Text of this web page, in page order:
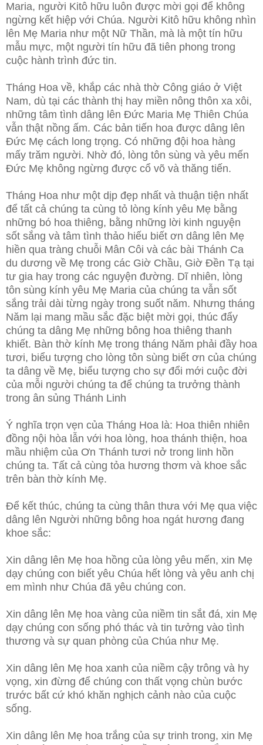
Maria, người Kitô hữu luôn được mời gọi để không
ngừng kết hiệp với Chúa. Người Kitô hữu không nhìn
lên Mẹ Maria như một Nữ Thần, mà là một tín hữu
mẫu mực, một người tín hữu đã tiên phong trong
cuộc hành trình đức tin.
Tháng Hoa về, khắp các nhà thờ Công giáo ở Việt
Nam, dù tại các thành thị hay miền nông thôn xa xôi,
những tâm tình dâng lên Đức Maria Mẹ Thiên Chúa
vẫn thật nồng ấm. Các bản tiến hoa được dâng lên
Đức Mẹ cách long trọng. Có những đội hoa hàng
mấy trăm người. Nhờ đó, lòng tôn sùng và yêu mến
Đức Mẹ không ngừng được cổ võ và thăng tiến.
Tháng Hoa như một dịp đẹp nhất và thuận tiện nhất
để tất cả chúng ta cùng tỏ lòng kính yêu Mẹ bằng
những bó hoa thiêng, bằng những lời kinh nguyện
sốt sắng và tâm tình thảo hiếu biết ơn dâng lên Mẹ
hiền qua tràng chuỗi Mân Côi và các bài Thánh Ca
du dương về Mẹ trong các Giờ Chầu, Giờ Ðền Tạ tại
tư gia hay trong các nguyện đường. Dĩ nhiên, lòng
tôn sùng kính yêu Mẹ Maria của chúng ta vẫn sốt
sắng trải dài từng ngày trong suốt năm. Nhưng tháng
Năm lại mang mầu sắc đặc biệt mời gọi, thúc đẩy
chúng ta dâng Mẹ những bông hoa thiêng thanh
khiết. Bàn thờ kính Mẹ trong tháng Năm phải đầy hoa
tươi, biểu tượng cho lòng tôn sùng biết ơn của chúng
ta dâng về Mẹ, biểu tượng cho sự đổi mới cuộc đời
của mỗi người chúng ta để chúng ta trưởng thành
trong ân sủng Thánh Linh
Ý nghĩa trọn vẹn của Tháng Hoa là: Hoa thiên nhiên
đồng nội hòa lẫn với hoa lòng, hoa thánh thiện, hoa
mầu nhiệm của Ơn Thánh tươi nở trong linh hồn
chúng ta. Tất cả cùng tỏa hương thơm và khoe sắc
trên bàn thờ kính Mẹ.
Để kết thúc, chúng ta cùng thân thưa với Mẹ qua việc
dâng lên Người những bông hoa ngát hương đang
khoe sắc:
Xin dâng lên Mẹ hoa hồng của lòng yêu mến, xin Mẹ
dạy chúng con biết yêu Chúa hết lòng và yêu anh chị
em mình như Chúa đã yêu chúng con.
Xin dâng lên Mẹ hoa vàng của niềm tin sắt đá, xin Mẹ
dạy chúng con sống phó thác và tin tưởng vào tình
thương và sự quan phòng của Chúa như Mẹ.
Xin dâng lên Mẹ hoa xanh của niềm cậy trông và hy
vọng, xin đừng để chúng con thất vọng chùn bước
trước bất cứ khó khăn nghịch cảnh nào của cuộc
sống.
Xin dâng lên Mẹ hoa trắng của sự trinh trong, xin Mẹ